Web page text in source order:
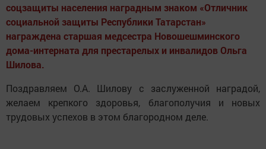
соцзащиты населения наградным знаком «Отличник
социальной защиты Республики Татарстан»
награждена старшая медсестра Новошешминского
дома-интерната для престарелых и инвалидов Ольга
Шилова.
Поздравляем О.А. Шилову с заслуженной наградой,
желаем крепкого здоровья, благополучия и новых
трудовых успехов в этом благородном деле.